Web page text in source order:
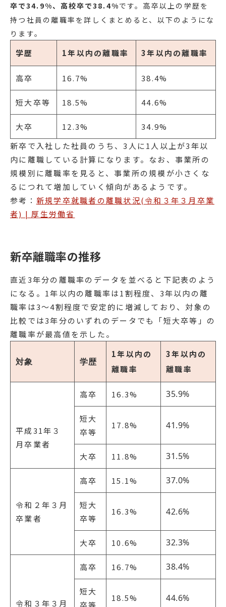
卒で34.9%、高校卒で38.4%です。高卒以上の学歴を
持つ社員の離職率を詳しくまとめると、以下のようにな
ります。
学歴 1年以内の離職率 3年以内の離職率
高卒 16.7% 38.4%
短大卒等 18.5% 44.6%
大卒 12.3%
34.9%
新卒で入社した社員のうち、3人に1人以上が3年以
内に離職している計算になります。なお、事業所の
規模別に離職率を見ると、事業所の規模が小さくな
るにつれて増加していく傾向があるようです。
参考： 新規学卒就職者の離職状況(令和３年３月卒業
者) | 厚生労働省
新卒離職率の推移
直近3年分の離職率のデータを並べると下記表のよう
になる。1年以内の離職率は1割程度、3年以内の離
職率は3〜4割程度で安定的に増減しており、対象の
比較では3年分のいずれのデータでも「短大卒等」の
離職率が最高値を示した。
対象 学歴
1年以内の
離職率
3年以内の
離職率
平成31年３
月卒業者
高卒 16.3% 35.9%
短大
卒等
17.8% 41.9%
大卒 11.8% 31.5%
令和２年３月
卒業者
高卒 15.1% 37.0%
短大
卒等
16.3% 42.6%
大卒 10.6% 32.3%
令和３年３月
高卒 16.7% 38.4%
短大
18.5% 44.6%